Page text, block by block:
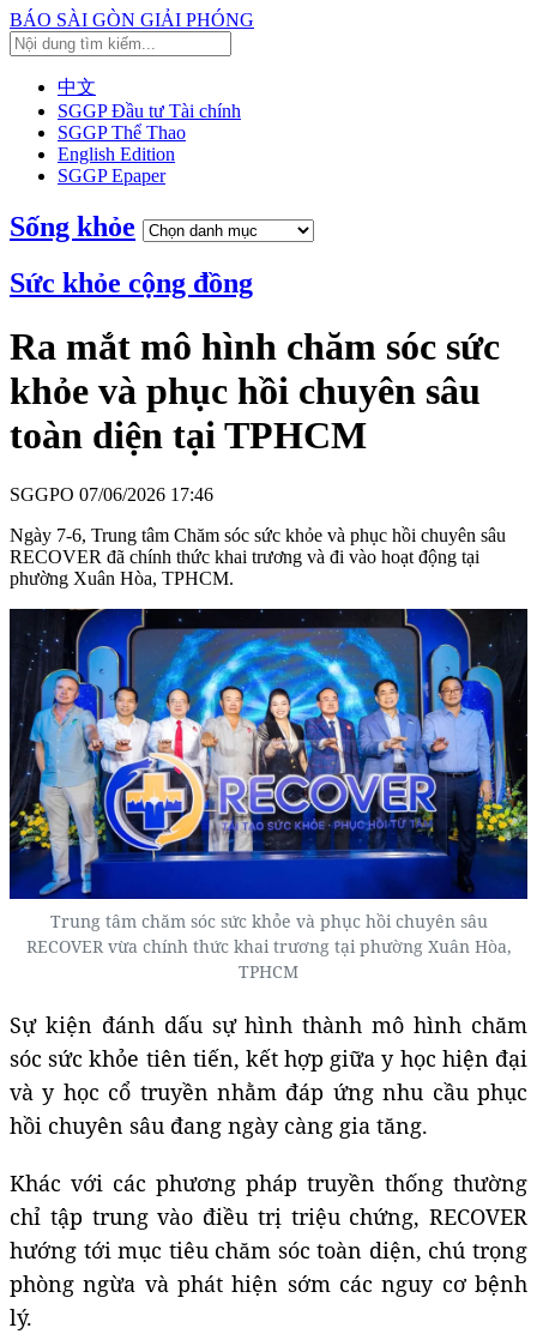
BÁO SÀI GÒN GIẢI PHÓNG
中文
SGGP Đầu tư Tài chính
SGGP Thể Thao
English Edition
SGGP Epaper
Sống khỏe
Sức khỏe cộng đồng
Ra mắt mô hình chăm sóc sức
khỏe và phục hồi chuyên sâu
toàn diện tại TPHCM
SGGPO 07/06/2026 17:46
Ngày 7-6, Trung tâm Chăm sóc sức khỏe và phục hồi chuyên sâu
RECOVER đã chính thức khai trương và đi vào hoạt động tại
phường Xuân Hòa, TPHCM.
Trung tâm chăm sóc sức khỏe và phục hồi chuyên sâu
RECOVER vừa chính thức khai trương tại phường Xuân Hòa,
TPHCM
Sự kiện đánh dấu sự hình thành mô hình chăm
sóc sức khỏe tiên tiến, kết hợp giữa y học hiện đại
và y học cổ truyền nhằm đáp ứng nhu cầu phục
hồi chuyên sâu đang ngày càng gia tăng.
Khác với các phương pháp truyền thống thường
chỉ tập trung vào điều trị triệu chứng, RECOVER
hướng tới mục tiêu chăm sóc toàn diện, chú trọng
phòng ngừa và phát hiện sớm các nguy cơ bệnh
lý.